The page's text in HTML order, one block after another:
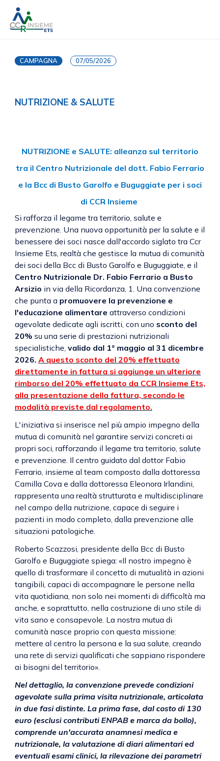
CAMPAGNA 07/05/2026
NUTRIZIONE & SALUTE
NUTRIZIONE e SALUTE: alleanza sul territorio
tra il Centro Nutrizionale del dott. Fabio Ferrario
e la Bcc di Busto Garolfo e Buguggiate per i soci
di CCR Insieme
Si rafforza il legame tra territorio, salute e
prevenzione. Una nuova opportunità per la salute e il
benessere dei soci nasce dall'accordo siglato tra Ccr
Insieme Ets, realtà che gestisce la mutua di comunità
dei soci della Bcc di Busto Garolfo e Buguggiate, e il
Centro Nutrizionale Dr. Fabio Ferrario a Busto
Arsizio in via della Ricordanza, 1. Una convenzione
che punta a promuovere la prevenzione e
l'educazione alimentare attraverso condizioni
agevolate dedicate agli iscritti, con uno sconto del
20% su una serie di prestazioni nutrizionali
specialistiche, valido dal 1° maggio al 31 dicembre
2026. A questo sconto del 20% effettuato
direttamente in fattura si aggiunge un ulteriore
rimborso del 20% effettuato da CCR Insieme Ets,
alla presentazione della fattura, secondo le
modalità previste dal regolamento.
L'iniziativa si inserisce nel più ampio impegno della
mutua di comunità nel garantire servizi concreti ai
propri soci, rafforzando il legame tra territorio, salute
e prevenzione. Il centro guidato dal dottor Fabio
Ferrario, insieme al team composto dalla dottoressa
Camilla Cova e dalla dottoressa Eleonora Irlandini,
rappresenta una realtà strutturata e multidisciplinare
nel campo della nutrizione, capace di seguire i
pazienti in modo completo, dalla prevenzione alle
situazioni patologiche.
Roberto Scazzosi, presidente della Bcc di Busto
Garolfo e Buguggiate spiega: «Il nostro impegno è
quello di trasformare il concetto di mutualità in azioni
tangibili, capaci di accompagnare le persone nella
vita quotidiana, non solo nei momenti di difficoltà ma
anche, e soprattutto, nella costruzione di uno stile di
vita sano e consapevole. La nostra mutua di
comunità nasce proprio con questa missione:
mettere al centro la persona e la sua salute, creando
una rete di servizi qualificati che sappiano rispondere
ai bisogni del territorio».
Nel dettaglio, la convenzione prevede condizioni
agevolate sulla prima visita nutrizionale, articolata
in due fasi distinte. La prima fase, dal costo di 130
euro (esclusi contributi ENPAB e marca da bollo),
comprende un'accurata anamnesi medica e
nutrizionale, la valutazione di diari alimentari ed
eventuali esami clinici, la rilevazione dei parametri